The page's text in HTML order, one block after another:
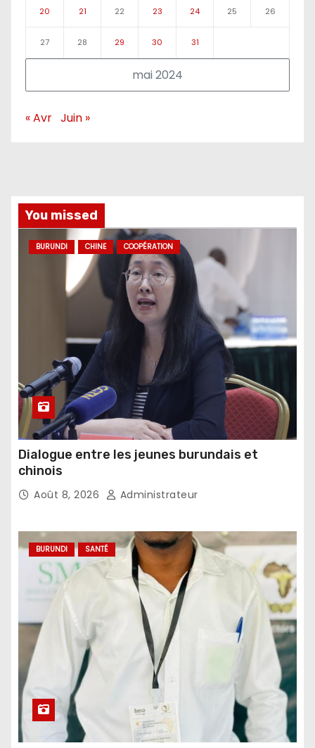
mai 2024
20 21 22 23 24 25 26
27 28 29 30 31
« Avr Juin »
You missed
BURUNDI CHINE COOPÉRATION
Dialogue entre les jeunes burundais et
chinois
Août 8, 2026 Administrateur
BURUNDI SANTÉ